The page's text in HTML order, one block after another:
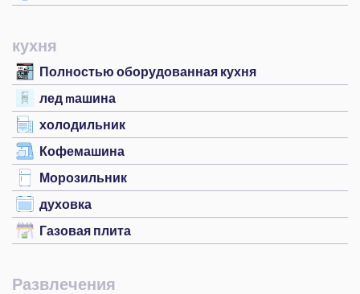
кухня
Полностью оборудованная кухня
лед mашина
холодильник
Кофемашина
Морозильник
духовка
Газовая плита
Развлечения